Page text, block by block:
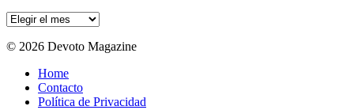
Archivos
© 2026 Devoto Magazine
Home
Contacto
Política de Privacidad